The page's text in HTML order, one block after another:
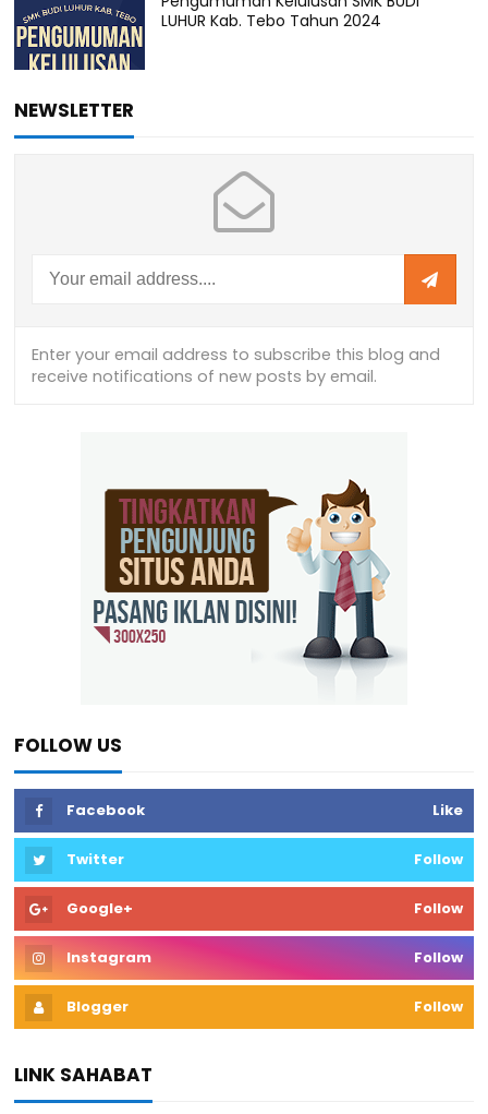
LUHUR Kab. Tebo Tahun 2024
NEWSLETTER
FOLLOW US
Facebook Like
Twitter Follow
Google+ Follow
Instagram Follow
Blogger Follow
LINK SAHABAT